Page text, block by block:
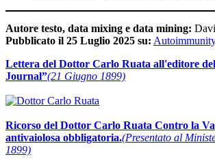
Autore testo, data mixing e data mining:
Pubblicato il 25 Luglio 2025 su:
Lettera del Dottor Carlo Ruata all'editore
Journal”(21 Giugno 1899)
Ricorso del Dottor Carlo Ruata Contro la
antivaiolosa obbligatoria.(Presentato al
1899)